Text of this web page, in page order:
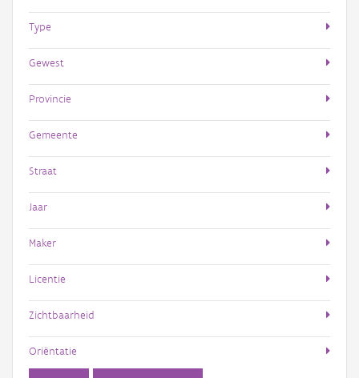
Type
Gewest
Provincie
Gemeente
Straat
Jaar
Maker
Licentie
Zichtbaarheid
Oriëntatie